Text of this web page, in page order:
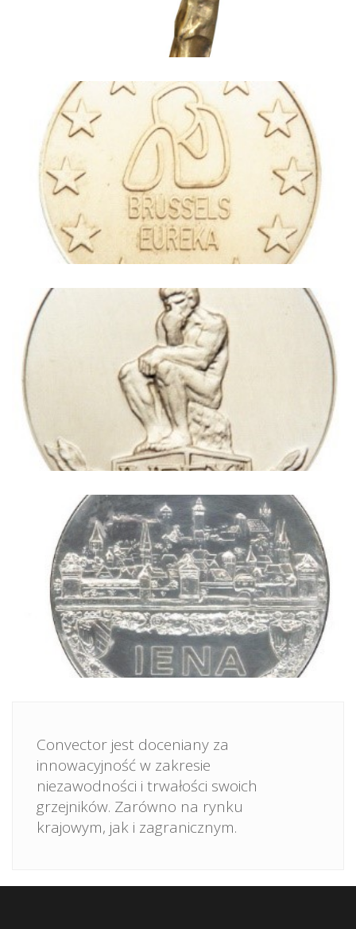
Convector jest doceniany za
innowacyjność w zakresie
niezawodności i trwałości swoich
grzejników. Zarówno na rynku
krajowym, jak i zagranicznym.